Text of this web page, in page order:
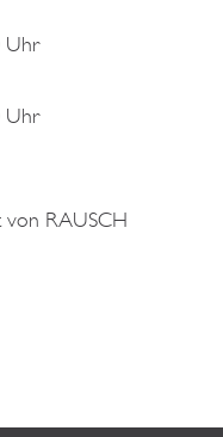
Uhr
Uhr
von RAUSCH